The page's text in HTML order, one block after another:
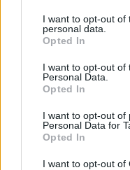
I want to opt-out of
personal data.
Opted In
I want to opt-out of
Personal Data.
Opted In
I want to opt-out of
Personal Data for
Opted In
I want to opt-out of